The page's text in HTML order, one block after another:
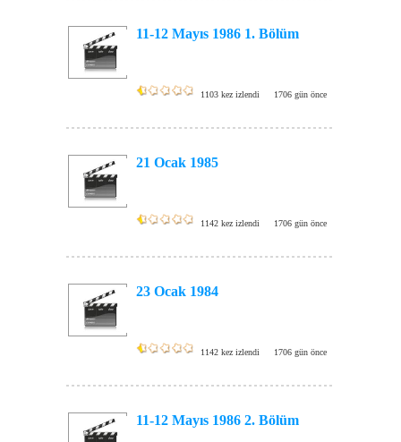
11-12 Mayıs 1986 1. Bölüm
1103 kez izlendi 1706 gün önce
21 Ocak 1985
1142 kez izlendi 1706 gün önce
23 Ocak 1984
1142 kez izlendi 1706 gün önce
11-12 Mayıs 1986 2. Bölüm